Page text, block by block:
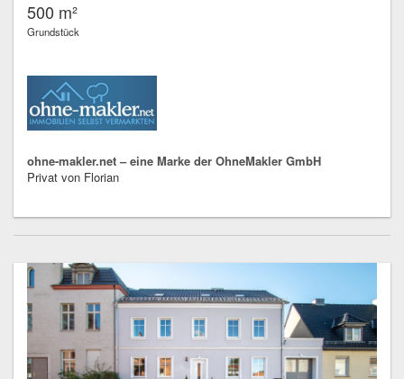
500 m²
Grundstück
ohne-makler.net – eine Marke der OhneMakler GmbH
Privat von Florian